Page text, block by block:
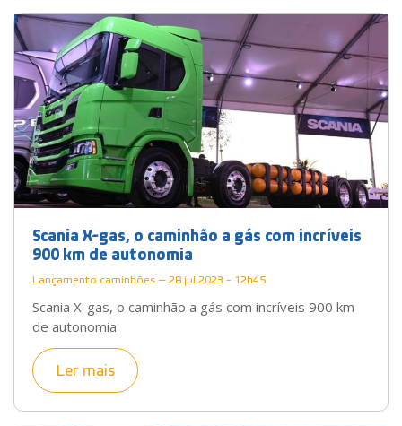
Scania X-gas, o caminhão a gás com incríveis
900 km de autonomia
Lançamento caminhões — 28 jul 2023 - 12h45
Scania X-gas, o caminhão a gás com incríveis 900 km
de autonomia
Ler mais